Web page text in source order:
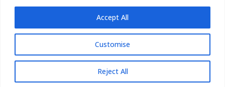
Customise
Reject All
Accept All
Laufenden – folgen Sie uns auf Social Media!
CIVITARIUS All Rights Reserved